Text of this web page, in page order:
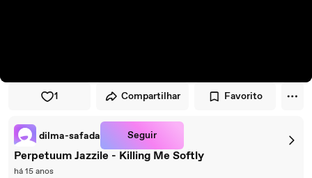
1 Compartilhar Favorito
dilma-safada Seguir
Perpetuum Jazzile - Killing Me Softly
há 15 anos